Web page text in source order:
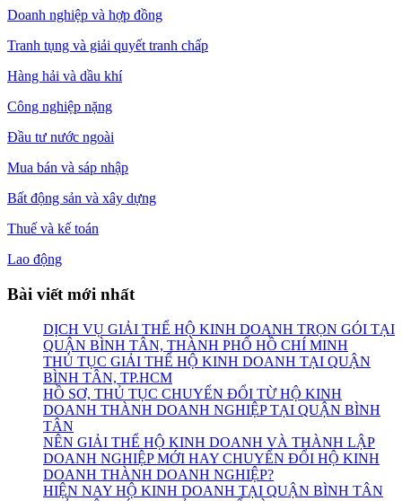
Doanh nghiệp và hợp đồng
Tranh tụng và giải quyết tranh chấp
Hàng hải và dầu khí
Công nghiệp nặng
Đầu tư nước ngoài
Mua bán và sáp nhập
Bất động sản và xây dựng
Thuế và kế toán
Lao động
Bài viết mới nhất
DỊCH VỤ GIẢI THỂ HỘ KINH DOANH TRỌN GÓI TẠI
QUẬN BÌNH TÂN, THÀNH PHỐ HỒ CHÍ MINH
THỦ TỤC GIẢI THỂ HỘ KINH DOANH TẠI QUẬN
BÌNH TÂN, TP.HCM
HỒ SƠ, THỦ TỤC CHUYỂN ĐỔI TỪ HỘ KINH
DOANH THÀNH DOANH NGHIỆP TẠI QUẬN BÌNH
TÂN
NÊN GIẢI THỂ HỘ KINH DOANH VÀ THÀNH LẬP
DOANH NGHIỆP MỚI HAY CHUYỂN ĐỔI HỘ KINH
DOANH THÀNH DOANH NGHIỆP?
HIỆN NAY HỘ KINH DOANH TẠI QUẬN BÌNH TÂN